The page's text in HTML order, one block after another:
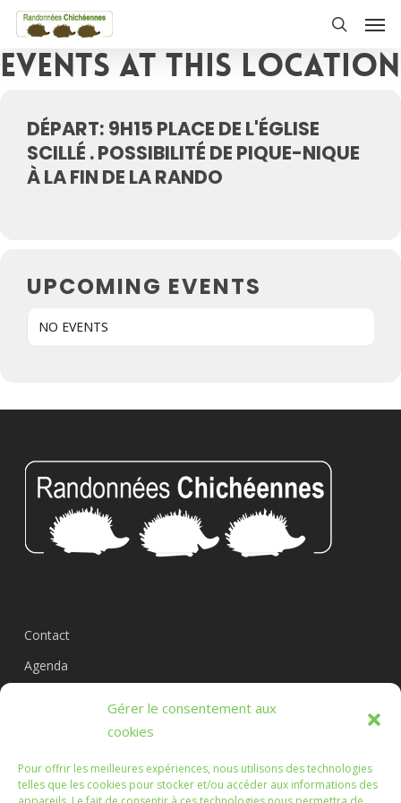
Gérer le consentement aux
cookies
Pour offrir les meilleures expériences, nous utilisons des technologies
telles que les cookies pour stocker et/ou accéder aux informations des
Skip
main
content
Events at this location
DÉPART: 9H15 PLACE DE L'ÉGLISE
SCILLÉ . POSSIBILITÉ DE PIQUE-NIQUE
À LA FIN DE LA RANDO
UPCOMING EVENTS
NO EVENTS
Contact
Agenda